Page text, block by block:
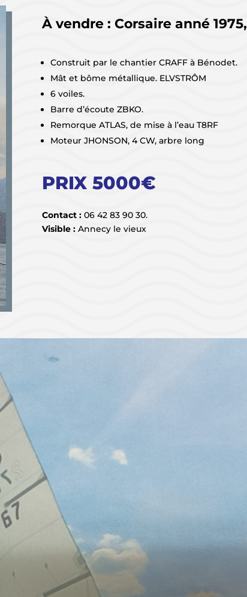
À vendre : Corsaire anné 1975,
Construit par le chantier CRAFF à Bénodet.
Mât et bôme métallique. ELVSTRÔM
6 voiles.
Barre d’écoute ZBKO.
Remorque ATLAS, de mise à l’eau T8RF
Moteur JHONSON, 4 CW, arbre long
PRIX 5000€
Contact :06 42 83 90 30.
Visible :Annecy le vieux